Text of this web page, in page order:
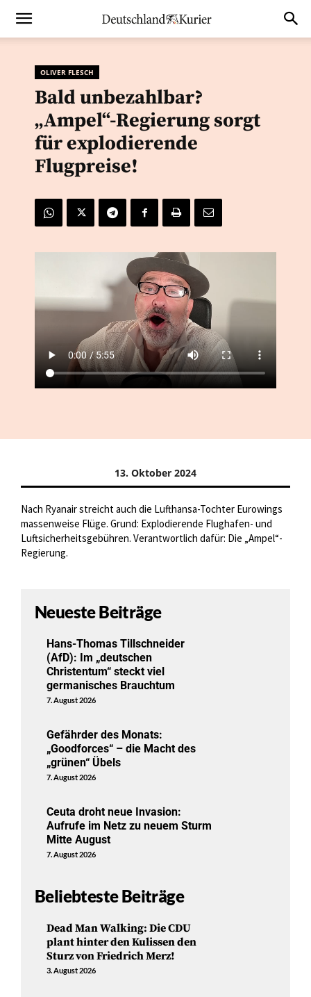
OLIVER FLESCH
Bald unbezahlbar?
„Ampel“-Regierung sorgt
für explodierende
Flugpreise!
13. Oktober 2024
Nach Ryanair streicht auch die Lufthansa-Tochter Eurowings
massenweise Flüge. Grund: Explodierende Flughafen- und
Luftsicherheitsgebühren. Verantwortlich dafür: Die „Ampel“-
Regierung.
Neueste Beiträge
Hans-Thomas Tillschneider
(AfD): Im „deutschen
Christentum“ steckt viel
germanisches Brauchtum
7. August 2026
Gefährder des Monats:
„Goodforces“ – die Macht des
„grünen“ Übels
7. August 2026
Ceuta droht neue Invasion:
Aufrufe im Netz zu neuem Sturm
Mitte August
7. August 2026
Beliebteste Beiträge
Dead Man Walking: Die CDU
plant hinter den Kulissen den
Sturz von Friedrich Merz!
3. August 2026